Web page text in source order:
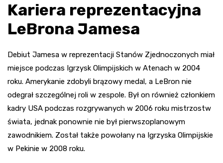
Kariera reprezentacyjna
LeBrona Jamesa
Debiut Jamesa w reprezentacji Stanów Zjednoczonych miał
miejsce podczas Igrzysk Olimpijskich w Atenach w 2004
roku. Amerykanie zdobyli brązowy medal, a LeBron nie
odegrał szczególnej roli w zespole. Był on również członkiem
kadry USA podczas rozgrywanych w 2006 roku mistrzostw
świata, jednak ponownie nie był pierwszoplanowym
zawodnikiem. Został także powołany na Igrzyska Olimpijskie
w Pekinie w 2008 roku.